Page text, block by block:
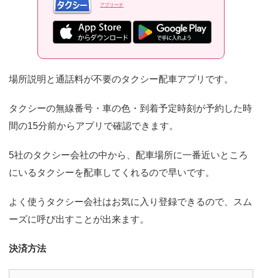
アプリーチ
場所説明と通話料が不要のタクシー配車アプリです。
タクシーの無線番号・車の色・到着予定時刻が予約した時
間の15分前からアプリで確認できます。
5社のタクシー会社の中から、配車場所に一番近いところ
にいるタクシーを配車してくれるので早いです。
よく使うタクシー会社はお気に入り登録できるので、スム
ーズに呼び出すことが出来ます。
決済方法